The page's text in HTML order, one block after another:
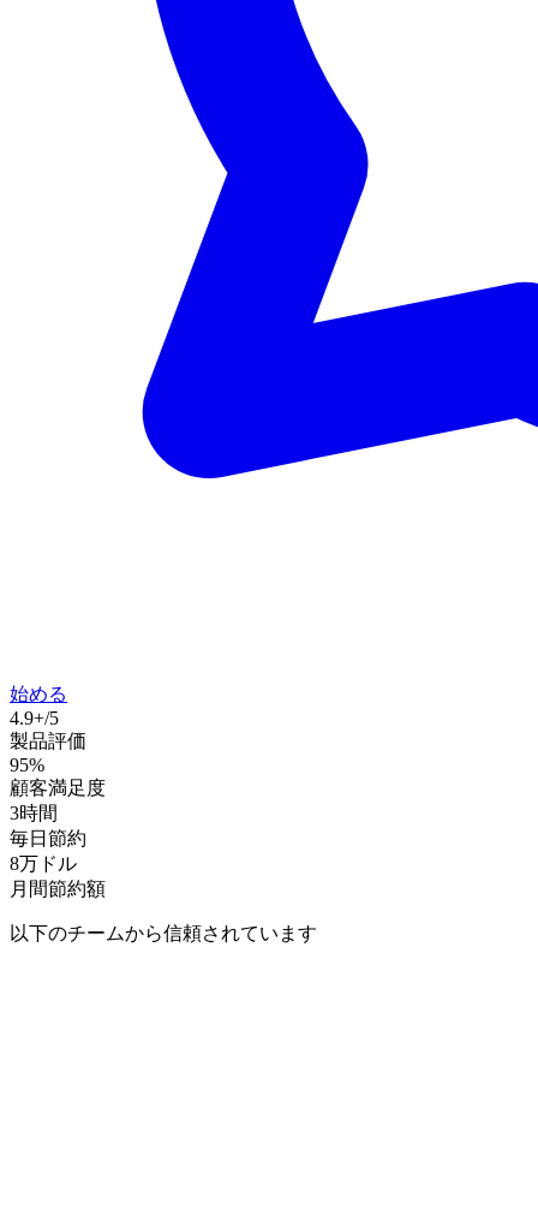
始める
4.9+/5
製品評価
95%
顧客満足度
3時間
毎日節約
8万ドル
月間節約額
以下のチームから信頼されています